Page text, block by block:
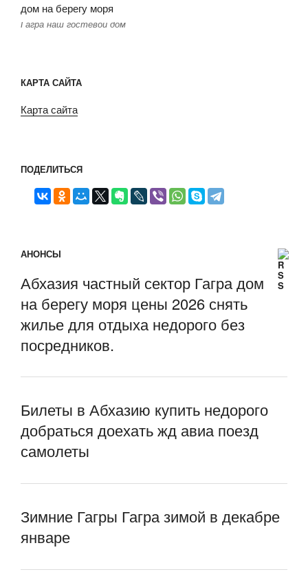
Гагра наш гостевой дом
КАРТА САЙТА
Карта сайта
ПОДЕЛИТЬСЯ
АНОНСЫ
Абхазия частный сектор Гагра дом
на берегу моря цены 2026 снять
жилье для отдыха недорого без
посредников.
Билеты в Абхазию купить недорого
добраться доехать жд авиа поезд
самолеты
Зимние Гагры Гагра зимой в декабре
январе